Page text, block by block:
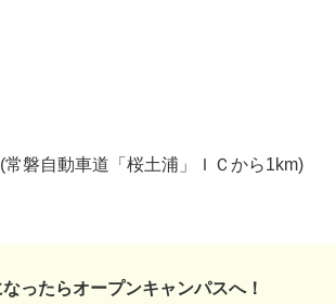
常磐自動車道「桜土浦」ＩＣから1km)
ったらオープンキャンパスへ！